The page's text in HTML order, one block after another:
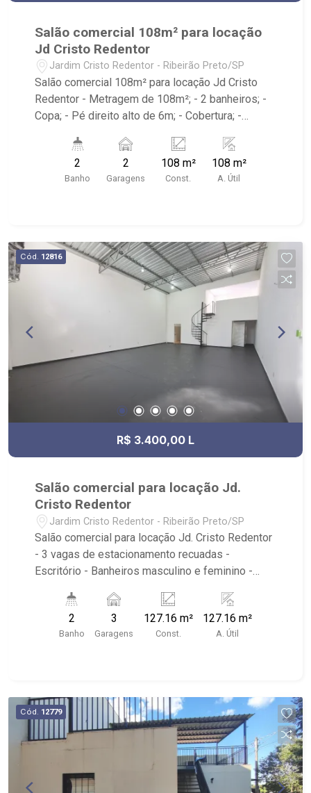
Salão comercial 108m² para locação
Jd Cristo Redentor
Jardim Cristo Redentor - Ribeirão Preto/SP
Salão comercial 108m² para locação Jd Cristo
Redentor - Metragem de 108m²; - 2 banheiros; -
Copa; - Pé direito alto de 6m; - Cobertura; -
eletrônico; - Entrada para caminhões; - Caixa da
água de 500L; - 2 vagas recuadas; - Próximo a
Rodovia Alexandre Balbo.
2
Banho
2
Garagens
108 m²
Const.
108 m²
A. Útil
Cód. 12816
R$ 3.400,00 L
Salão comercial para locação Jd.
Cristo Redentor
Jardim Cristo Redentor - Ribeirão Preto/SP
Salão comercial para locação Jd. Cristo Redentor
- 3 vagas de estacionamento recuadas -
Escritório - Banheiros masculino e feminino -
Mezanino - Iluminação - Padrão de energia -
Localizado no Jardim Cristo Redentor
2
Banho
3
Garagens
127.16 m²
Const.
127.16 m²
A. Útil
Cód. 12779